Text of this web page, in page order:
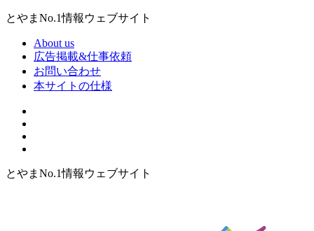
とやまNo.1情報ウェブサイト
About us
広告掲載&仕事依頼
お問い合わせ
本サイトの仕様
とやまNo.1情報ウェブサイト